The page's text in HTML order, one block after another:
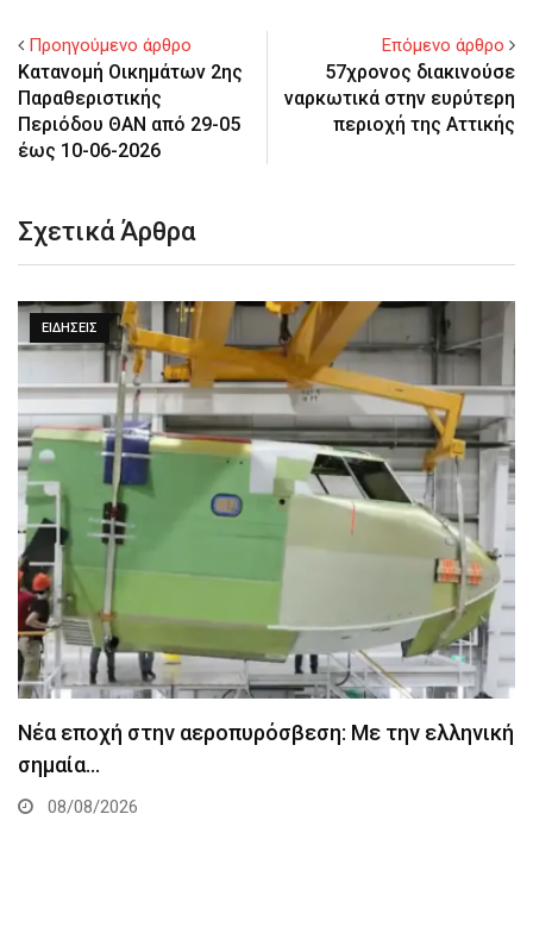
Προηγούμενο άρθρο
Κατανομή Οικημάτων 2ης
Παραθεριστικής
Περιόδου ΘΑΝ από 29-05
έως 10-06-2026
Επόμενο άρθρο
57χρονος διακινούσε
ναρκωτικά στην ευρύτερη
περιοχή της Αττικής
Σχετικά Άρθρα
ΕΙΔΉΣΕΙΣ
Νέα εποχή στην αεροπυρόσβεση: Με την ελληνική
σημαία…
08/08/2026